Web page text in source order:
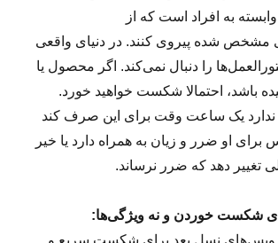
به افراد است که از
مشخص شده پیروی کنند. در دنیای واقعی
را دنبال نمی‌کند. اگر محصول یا
باشد، احتمالا شکست خواهید خورد.
یک ساعت وقت برای این صرف کند
برای او ضرر و زیان به همراه دارد یا خیر
تغییر دهد که ضرر نرساند.
شکست خوردن و نه ویژگی‌ها:
نسل بعد برای شکست سریع و